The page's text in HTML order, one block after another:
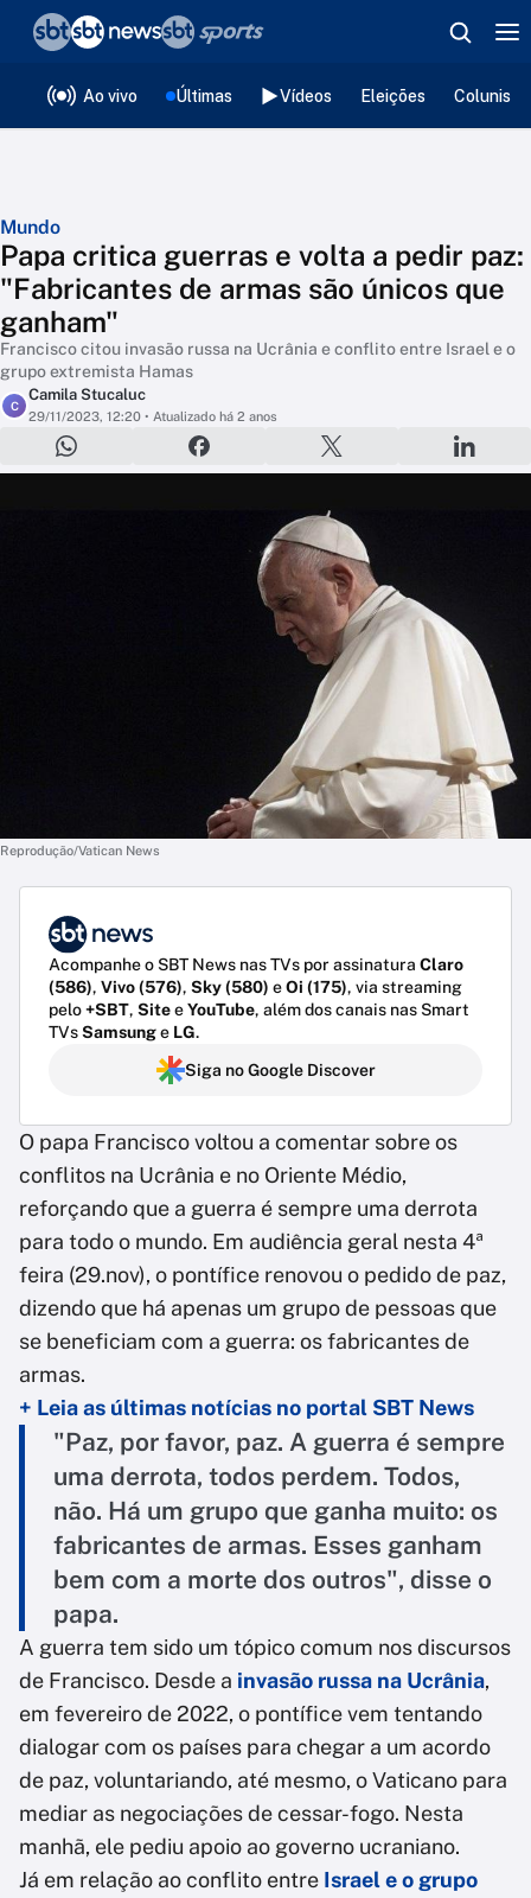
Ao vivo Últimas Vídeos Eleições
Mundo
Papa critica guerras e volta a pedir paz:
"Fabricantes de armas são únicos que
ganham"
Francisco citou invasão russa na Ucrânia e conflito entre Israel e o
grupo extremista Hamas
C
Camila Stucaluc
29/11/2023, 12:20 • Atualizado há 2 anos
Reprodução/Vatican News
Acompanhe o SBT News nas TVs por assinatura Claro
(586), Vivo (576), Sky (580) eOi (175), via streaming
pelo+SBT, SiteeYouTube, além dos canais nas Smart
TVsSamsunge LG.
Siga no Google Discover
O papa Francisco voltou a comentar sobre os
conflitos na Ucrânia e no Oriente Médio,
reforçando que a guerra é sempre uma derrota
para todo o mundo. Em audiência geral nesta 4ª
feira (29.nov), o pontífice renovou o pedido de paz,
dizendo que há apenas um grupo de pessoas que
se beneficiam com a guerra: os fabricantes de
armas.
+ Leia as últimas notícias no portal SBT News
"Paz, por favor, paz. A guerra é sempre
uma derrota, todos perdem. Todos,
não. Há um grupo que ganha muito: os
fabricantes de armas. Esses ganham
bem com a morte dos outros", disse o
papa.
A guerra tem sido um tópico comum nos discursos
de Francisco. Desde a invasão russa na Ucrânia,
em fevereiro de 2022, o pontífice vem tentando
dialogar com os países para chegar a um acordo
de paz, voluntariando, até mesmo, o Vaticano para
mediar as negociações de cessar-fogo. Nesta
manhã, ele pediu apoio ao governo ucraniano.
Já em relação ao conflito entre Israel e o grupo
❮voltar
Editorias